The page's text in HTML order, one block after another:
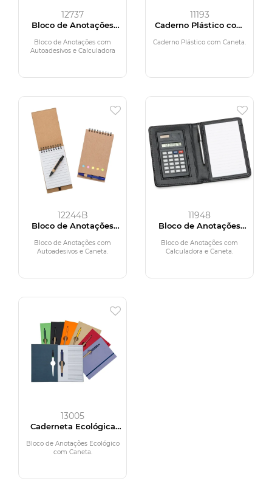
12737
Bloco de Anotações
com Autoadesivos e
Calculadora
Bloco de Anotações com
Autoadesivos e Calculadora
11193
Caderno Plástico com
Caderno Plástico com Caneta.
12244B
Bloco de Anotações
com Autoadesivos e
Caneta
Bloco de Anotações com
Autoadesivos e Caneta.
11948
Bloco de Anotações
com Calculadora e
Caneta
Bloco de Anotações com
Calculadora e Caneta.
13005
Caderneta Ecológica
Bloco de Anotações Ecológico
com Caneta.